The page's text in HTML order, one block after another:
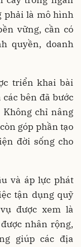
phải là mô hình
vững, cần có
quyền, doanh
triển khai bài
bên đã bước
Không chỉ nâng
góp phần tạo
đời sống cho
và áp lực phát
tận dụng quỹ
được xem là
nhân rộng,
giúp các địa